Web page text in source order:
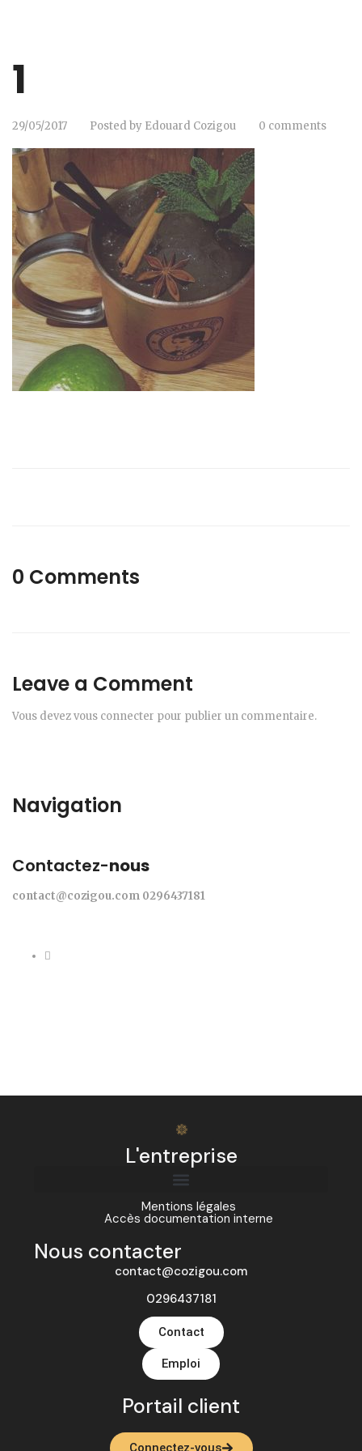
1
29/05/2017 Posted by Edouard Cozigou 0 comments
0 Comments
Leave a Comment
Vous devezvous connecter pour publier un commentaire.
Navigation
Contactez-nous
contact@cozigou.com 0296437181
L'entreprise
Mentions légales
Accès documentation interne
Nous contacter
contact@cozigou.com
0296437181
Contact
Emploi
Portail client
Connectez-vous